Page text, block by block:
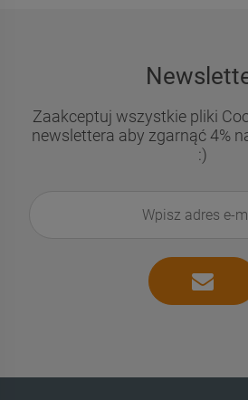
Zaakceptuj wszystkie pliki
newslettera aby zgarnąć 4%
:)